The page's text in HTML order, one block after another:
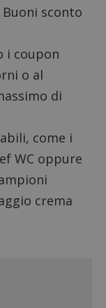
Buoni sconto
i coupon
o al
di
, come i
WC oppure
crema